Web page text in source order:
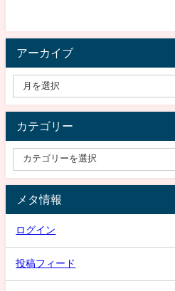
アーカイブ
カテゴリー
メタ情報
ログイン
投稿フィード